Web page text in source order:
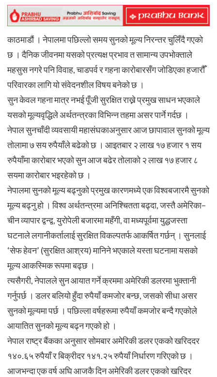
काठमाडौं । नेपालमा पछिल्लो समय सुनको मूल्य निरन्तर चुलिँदै गएको
छ । दैनिक जीवनमा यसको प्रत्यक्ष प्रभाव त सामान्य उपभोक्ताले
महसुस नगरे पनि विवाह, चाडपर्व र गहना कारोबारसँग जोडिएका हजारौँ
परिवारका लागि यो संवेदनशील विषय बनेको छ ।
सुन केवल गहना मात्र नभई पूँजी सुरक्षित राख्ने प्रमुख साधन भएकाले
यसको मूल्यवृद्धिले अर्थतन्त्रका विभिन्न तहमा असर पार्ने गर्दछ ।
नेपाल सुनचाँदी व्यवसायी महासंघकाअनुसार आज छापावाल सुनको मूल्य
तोलामा ७ सय रुपैयाँले बढेको छ । आइतबार २ लाख १७ हजार १ सय
रुपैयाँमा कारोबार भएको सुन आज बढेर तोलाको २ लाख १७ हजार ८
सयमा कारोबार भइरहेको छ ।
नेपालमा सुनको मूल्य बढ्नुको प्रमुख कारणमध्ये एक विश्वबजारमै सुनको
मूल्य बढ्नु हो । विश्व अर्थतन्त्रमा अनिश्चितता बढ्दा, जस्तै अमेरिका–
चीन व्यापार द्वन्द्व, युरोपेली बजारमा महँगी, वा मध्यपूर्वमा युद्धजस्ता
घटनाले लगानीकर्तालाई सुरक्षित विकल्पतर्फ आकर्षित गर्छन् । सुनलाई
‘सेफ हेवन’ (सुरक्षित आश्रय) मानिने भएकाले यस्ता घटनामा यसको
मूल्य आकस्मिक रूपमा बढ्छ ।
त्यसैगरी, नेपालले सुन आयात गर्ने क्रममा अमेरिकी डलरमा भुक्तानी
गर्नुपर्छ । डलर बलियो हुँदा रुपैयाँ कमजोर बन्छ, जसको सीधा असर
सुनको मूल्यमा पर्छ । पछिल्ला वर्षहरूमा रुपैयाँ कमजोर बन्दै गएकोले
आयातित सुनको मूल्य बढ्न गएको हो ।
नेपाल राष्ट्र बैंकका अनुसार सोमबार अमेरिकी डलर एकको खरिददर
१४०.६५ रुपैयाँ र बिक्रीदर १४१.२५ रुपैयाँ निर्धारण गरिएको छ ।
आजभन्दा एक वर्ष अघि आजकै दिन अमेरिकी डलर एकको खरिदर